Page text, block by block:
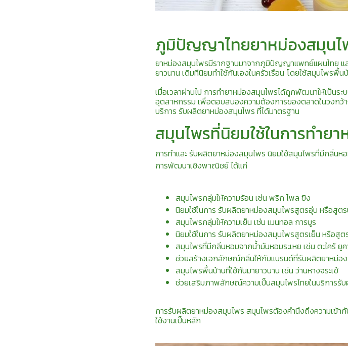
ภูมิปัญญาไทยยาหม่องสมุนไ
ยาหม่องสมุนไพรมีรากฐานมาจากภูมิปัญญาแพทย์แผนไทย แล
ยาวนาน เดิมทีนิยมทำใช้กันเองในครัวเรือน โดยใช้สมุนไพรพื้
เมื่อเวลาผ่านไป การทำยาหม่องสมุนไพรได้ถูกพัฒนาให้เป็น
อุตสาหกรรม เพื่อตอบสนองความต้องการของตลาดในวงก
บริการ รับผลิตยาหม่องสมุนไพร ที่ได้มาตรฐาน
สมุนไพรที่นิยมใช้ในการทำย
การทำและ รับผลิตยาหม่องสมุนไพร นิยมใช้สมุนไพรที่มีกลิ่นหอ
การพัฒนาเชิงพาณิชย์ ได้แก่
สมุนไพรกลุ่มให้ความร้อน เช่น พริก ไพล ขิง
นิยมใช้ในการ รับผลิตยาหม่องสมุนไพรสูตรอุ่น หรือสูต
สมุนไพรกลุ่มให้ความเย็น เช่น เมนทอล การบูร
นิยมใช้ในการ รับผลิตยาหม่องสมุนไพรสูตรเย็น หรือสู
สมุนไพรที่มีกลิ่นหอมจากน้ำมันหอมระเหย เช่น ตะไคร้ ยู
ช่วยสร้างเอกลักษณ์กลิ่นให้กับแบรนด์ที่รับผลิตยาหม่อ
สมุนไพรพื้นบ้านที่ใช้กันมายาวนาน เช่น ว่านหางจระเข้
ช่วยเสริมภาพลักษณ์ความเป็นสมุนไพรไทยในบริการรั
การรับผลิตยาหม่องสมุนไพร สมุนไพรต้องคำนึงถึงความเข้
ใช้งานเป็นหลัก